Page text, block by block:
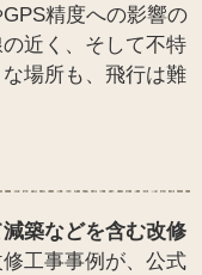
精度への影響の
近く、そして不特
場所も、飛行は難
築などを含む改修
工事事例が、公式